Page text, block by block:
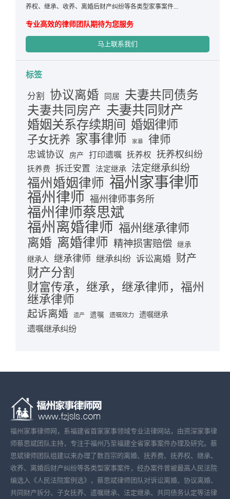
养权、继承、收养、离婚后财产纠纷等各类型家事案件...
专业高效的律师团队期待为您服务
马上联系我们
标签
分割 协议离婚 同居 夫妻共同债务
夫妻共同房产 夫妻共同财产
婚姻关系存续期间 婚姻律师
子女抚养 家事律师 家暴 律师
忠诚协议 房产 打印遗嘱 抚养权 抚养权纠纷
抚养费 拆迁安置 法定继承 法定继承纠纷
福州婚姻律师 福州家事律师
福州律师 福州律师事务所
福州律师蔡思斌
福州离婚律师 福州继承律师
离婚 离婚律师 精神损害赔偿 继承
继承人 继承律师 继承纠纷 诉讼离婚 财产
财产分割
财富传承，继承，继承律师，福州
继承律师
起诉离婚 遗产 遗嘱 遗嘱效力 遗嘱继承
遗嘱继承纠纷
福州家事律师网，系福建省首家家事领域专业法律网站，由资深家事律
师蔡思斌团队主持，专注于福州乃至福建全省家事案件办理及研究。蔡
思斌律师团队组建以来办理了数百宗的离婚、抚养费、抚养权、继承、
收养、离婚后财产纠纷等各类型家事案件，经办案件曾被最高人民法院
编选入《人民法院案例选》，蔡思斌律师团队对诉讼离婚、协议离婚、
共同财产拆分、子女抚养、遗嘱继承、法定继承、共同债务认定等法律